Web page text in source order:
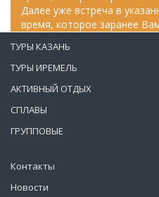
Далее уже встреча в
время, которое заранее
Контакты
Новости
ТУРЫ КАЗАНЬ
ТУРЫ ИРЕМЕЛЬ
АКТИВНЫЙ ОТДЫХ
СПЛАВЫ
ГРУППОВЫЕ